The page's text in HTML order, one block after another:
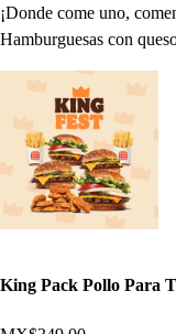
¡Donde come uno,
Hamburguesas con
King Pack Pollo Para